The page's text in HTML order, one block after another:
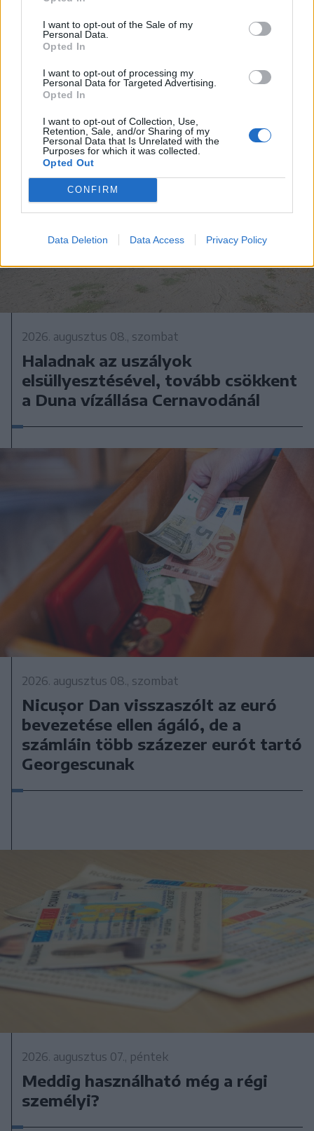
I want to opt-out of the Sale of my
Personal Data.
Opted In
I want to opt-out of processing my
Personal Data for Targeted Advertising.
Opted In
I want to opt-out of Collection, Use,
Retention, Sale, and/or Sharing of my
Personal Data that Is Unrelated with the
Purposes for which it was collected.
Opted Out
CONFIRM
Data Deletion Data Access Privacy Policy
biztosított az atomerőmű
működése
2026. augusztus 08., szombat
Haladnak az uszályok
elsüllyesztésével, tovább csökkent
a Duna vízállása Cernavodánál
2026. augusztus 08., szombat
Nicușor Dan visszaszólt az euró
bevezetése ellen ágáló, de a
számláin több százezer eurót tartó
Georgescunak
2026. augusztus 07., péntek
Meddig használható még a régi
személyi?